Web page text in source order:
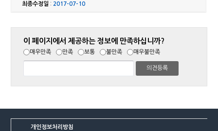
최종수정일 : 2017-07-10
이 페이지에서 제공하는 정보에 만족하십니까?
매우만족 만족 보통 불만족 매우불만족
개인정보처리방침